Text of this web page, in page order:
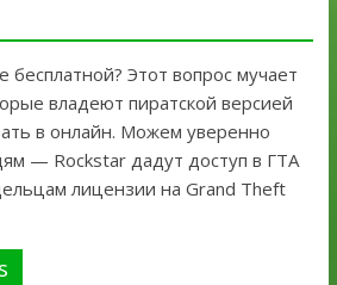
бесплатной? Этот вопрос мучает
владеют пиратской версией
в онлайн. Можем уверенно
— Rockstar дадут доступ в ГТА
лицензии на Grand Theft